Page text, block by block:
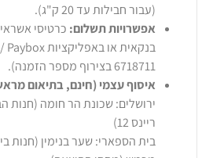
(עבור חבילות עד 20 ק"ג).
אפשרויות תשלום:
6718711 בצירוף מספר הזמנה).
איסוף עצמי (חינם, בתיאום
ירושלים: שכונת הר חומה (חנות
ריינס 12)
בית הספארי: שער בנימין (חנות